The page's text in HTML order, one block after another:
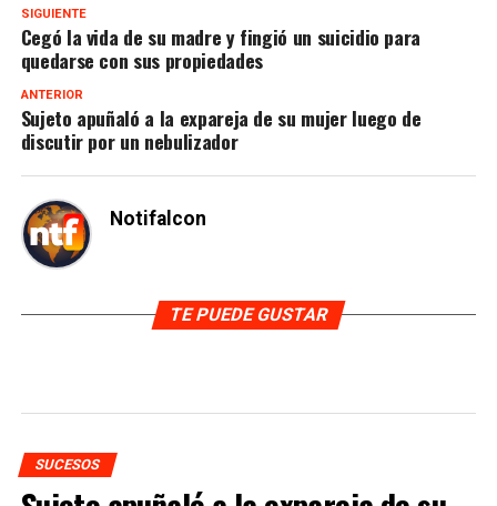
SIGUIENTE
Cegó la vida de su madre y fingió un suicidio para
quedarse con sus propiedades
ANTERIOR
Sujeto apuñaló a la expareja de su mujer luego de
discutir por un nebulizador
Notifalcon
TE PUEDE GUSTAR
SUCESOS